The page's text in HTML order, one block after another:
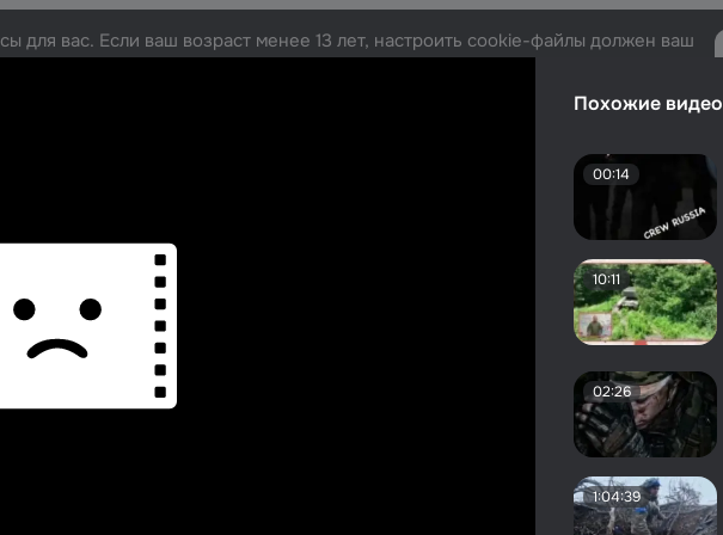
Похожие видео
00:14
10:11
02:26
1:04:39
для вас. Если ваш возраст менее 13 лет, настроить cookie-файлы должен ваш